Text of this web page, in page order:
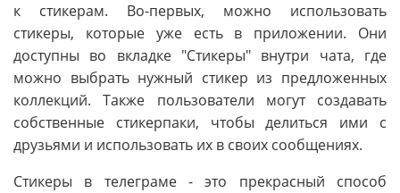
к стикерам. Во-первых, можно использовать
стикеры, которые уже есть в приложении. Они
доступны во вкладке "Стикеры" внутри чата, где
можно выбрать нужный стикер из предложенных
коллекций. Также пользователи могут создавать
собственные стикерпаки, чтобы делиться ими с
друзьями и использовать их в своих сообщениях.
Стикеры в телеграме - это прекрасный способ